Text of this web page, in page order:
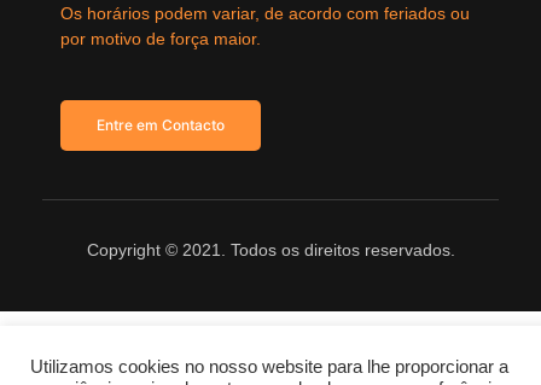
Os horários podem variar, de acordo com feriados ou
por motivo de força maior.
Entre em Contacto
Copyright © 2021. Todos os direitos reservados.
Utilizamos cookies no nosso website para lhe proporcionar a